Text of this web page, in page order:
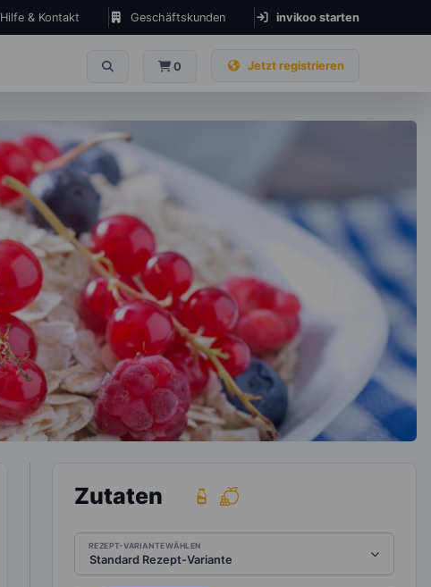
Hilfe & Kontakt Geschäftskunden invikoo starten
0 Jetzt registrieren
Zutaten
REZEPT-VARIANTE WÄHLEN